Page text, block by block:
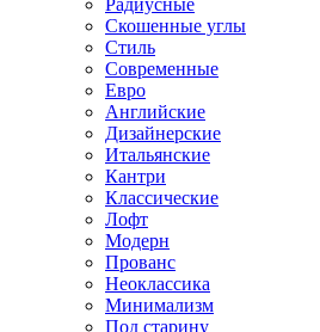
Скошенные углы
Стиль
Современные
Евро
Английские
Дизайнерские
Итальянские
Кантри
Классические
Лофт
Модерн
Прованс
Неоклассика
Минимализм
Под старину